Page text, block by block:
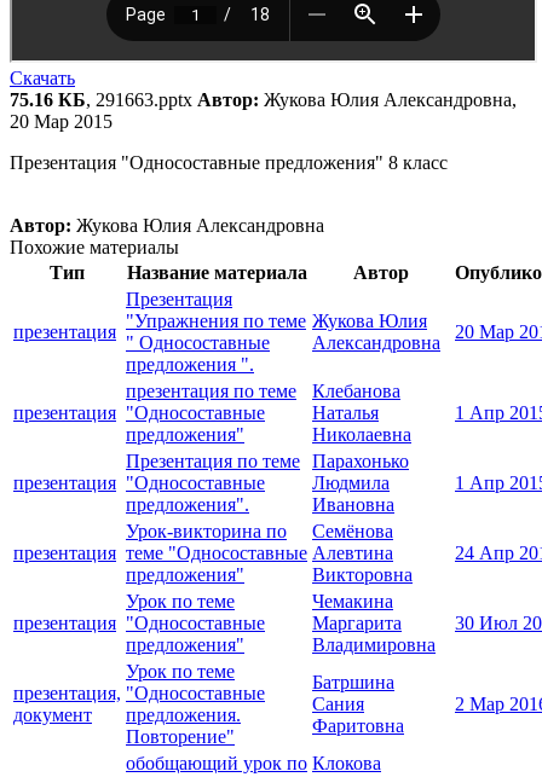
Скачать
75.16 КБ, 291663.pptx Автор: Жукова Юлия Александровна,
20 Мар 2015
Презентация "Односоставные предложения" 8 класс
Автор: Жукова Юлия Александровна
Похожие материалы
Тип
Название материала Автор
презентация
Презентация
"Упражнения по теме
" Односоставные
предложения ".
Жукова Юлия
Александровна
20 Мар
презентация
презентация по теме
"Односоставные
предложения"
Клебанова
Наталья
Николаевна
1 Апр
презентация
Презентация по теме
"Односоставные
предложения".
Парахонько
Людмила
Ивановна
1 Апр
презентация
Урок-викторина по
теме "Односоставные
предложения"
Семёнова
Алевтина
Викторовна
24 Апр
презентация
Урок по теме
"Односоставные
предложения"
Чемакина
Маргарита
Владимировна
30 Июл
презентация,
документ
Урок по теме
"Односоставные
предложения.
Повторение"
Батршина
Сания
Фаритовна
2 Мар
обобщающий урок по Клокова